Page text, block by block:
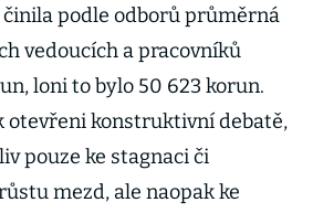
podle odborů průměrná
vedoucích a pracovníků
loni to bylo 50 623 korun.
otevřeni konstruktivní debatě,
pouze ke stagnaci či
mezd, ale naopak ke